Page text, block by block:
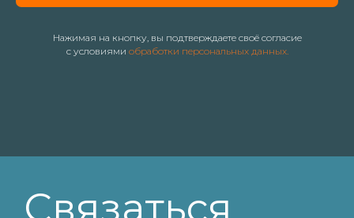
Нажимая на кнопку, вы подтверждаете своё согласие
с условиями обработки персональных данных.